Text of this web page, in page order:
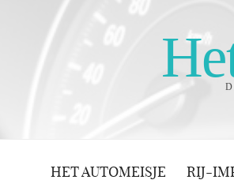
HET AUTOMEISJE RIJ-